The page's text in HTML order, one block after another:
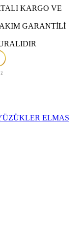
KARGO VE
GARANTİLİ
ELMAS